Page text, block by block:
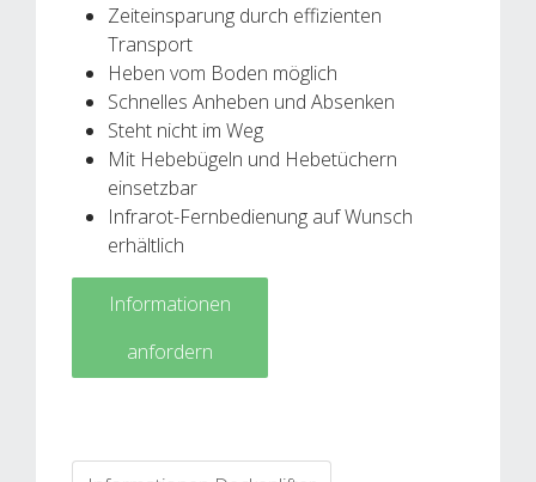
Zeiteinsparung durch effizienten
Transport
Heben vom Boden möglich
Schnelles Anheben und Absenken
Steht nicht im Weg
Mit Hebebügeln und Hebetüchern
einsetzbar
Infrarot-Fernbedienung auf Wunsch
erhältlich
Informationen
anfordern